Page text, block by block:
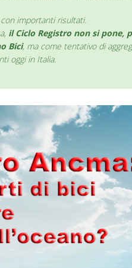
importanti risultati.
il Ciclo Registro non si pone,
Bici, ma come tentativo di
oggi in Italia.